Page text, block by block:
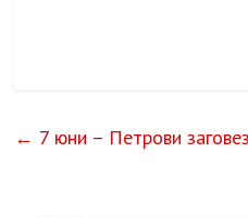
← 7 юни – Петрови